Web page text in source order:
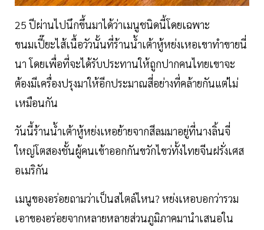
25 ปีผ่านไปนึกขึ้นมาได้ว่าเมนูชนิดนี้โดยเฉพาะ
ขนมเปี๊ยะไส้เนื้อวัวนั้นที่ร้านน้ำเต้าหู้หย่งเหอเขาทำขายนี่
นา โดยเพื่อที่จะได้รับประทานให้ถูกปากคนไทยเขาจะ
ต้องมีเครื่องปรุงมาให้อีกประมาณสี่อย่างที่คล้ายกันแต่ไม่
เหมือนกัน
วันนี้ร้านน้ำเต้าหู้หย่งเหอย้ายจากสีลมมาอยู่ที่นางลิ้นจี่
ใหญ่โตสองชั้นผู้คนเข้าออกกันขวักไขว่ทั้งไทยจีนฝรั่งเศส
อเมริกัน
เมนูของอร่อยถามว่าเป็นสไตล์ไหน? หย่งเหอบอกว่ารวม
เอาของอร่อยจากหลายหลายส่วนภูมิภาคมานำเสนอใน